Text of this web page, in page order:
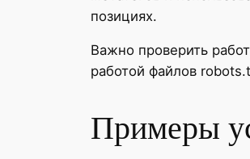
позициях.
Важно проверить
работой файлов
Примеры